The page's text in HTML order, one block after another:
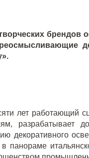
брендов
лет работающий
разрабатывает
декоративного
панораме